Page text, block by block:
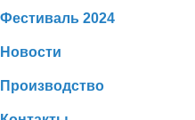
Фестиваль 2024
Новости
Производство